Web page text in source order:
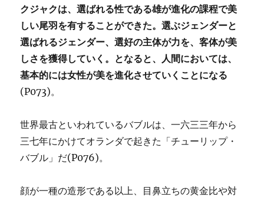
クジャクは、選ばれる性である雄が進化の課程で美
しい尾羽を有することができた。選ぶジェンダーと
選ばれるジェンダー、選好の主体が力を、客体が美
しさを獲得していく。となると、人間においては、
基本的には女性が美を進化させていくことになる
(P073)。
世界最古といわれているバブルは、一六三三年から
三七年にかけてオランダで起きた「チューリップ・
バブル」だ(P076)。
顔が一種の造形である以上、目鼻立ちの黄金比や対